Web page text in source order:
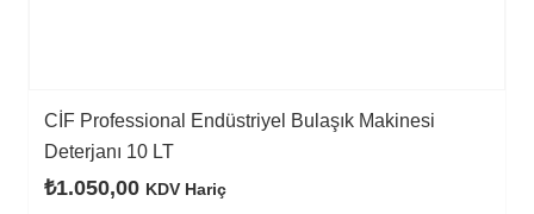
CİF Professional Endüstriyel Bulaşık Makinesi
Deterjanı 10 LT
₺1.050,00 KDV Hariç